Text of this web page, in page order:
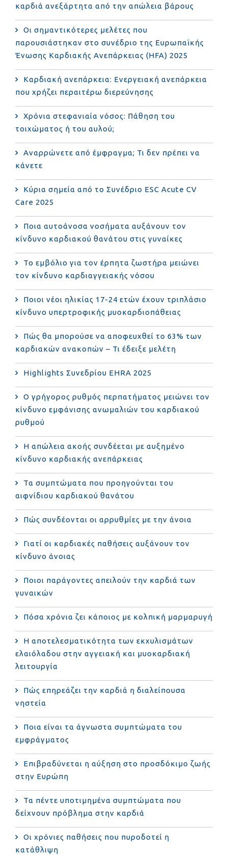
καρδιά ανεξάρτητα από την απώλεια βάρους
Οι σημαντικότερες μελέτες που
παρουσιάστηκαν στο συνέδριο της Ευρωπαϊκής
Ένωσης Καρδιακής Ανεπάρκειας (HFA) 2025
Καρδιακή ανεπάρκεια: Ενεργειακή ανεπάρκεια
που χρήζει περαιτέρω διερεύνησης
Χρόνια στεφανιαία νόσος: Πάθηση του
τοιχώματος ή του αυλού;
Αναρρώνετε από έμφραγμα; Τι δεν πρέπει να
κάνετε
Κύρια σημεία από το Συνέδριο ESC Acute CV
Care 2025
Ποια αυτοάνοσα νοσήματα αυξάνουν τον
κίνδυνο καρδιακού θανάτου στις γυναίκες
Το εμβόλιο για τον έρπητα ζωστήρα μειώνει
τον κίνδυνο καρδιαγγειακής νόσου
Ποιοι νέοι ηλικίας 17-24 ετών έχουν τριπλάσιο
κίνδυνο υπερτροφικής μυοκαρδιοπάθειας
Πώς θα μπορούσε να αποφευχθεί το 63% των
καρδιακών ανακοπών – Τι έδειξε μελέτη
Highlights Συνεδρίου EHRA 2025
Ο γρήγορος ρυθμός περπατήματος μειώνει τον
κίνδυνο εμφάνισης ανωμαλιών του καρδιακού
ρυθμού
Η απώλεια ακοής συνδέεται με αυξημένο
κίνδυνο καρδιακής ανεπάρκειας
Τα συμπτώματα που προηγούνται του
αιφνίδιου καρδιακού θανάτου
Πώς συνδέονται οι αρρυθμίες με την άνοια
Γιατί οι καρδιακές παθήσεις αυξάνουν τον
κίνδυνο άνοιας
Ποιοι παράγοντες απειλούν την καρδιά των
γυναικών
Πόσα χρόνια ζει κάποιος με κολπική μαρμαρυγή
Η αποτελεσματικότητα των εκχυλισμάτων
ελαιόλαδου στην αγγειακή και μυοκαρδιακή
λειτουργία
Πώς επηρεάζει την καρδιά η διαλείπουσα
νηστεία
Ποια είναι τα άγνωστα συμπτώματα του
εμφράγματος
Επιβραδύνεται η αύξηση στο προσδόκιμο ζωής
στην Ευρώπη
Τα πέντε υποτιμημένα συμπτώματα που
δείχνουν πρόβλημα στην καρδιά
Οι χρόνιες παθήσεις που πυροδοτεί η
κατάθλιψη